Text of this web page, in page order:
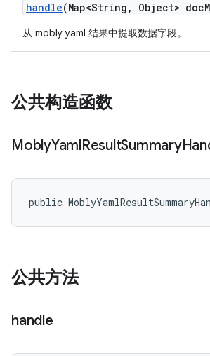
handle(Map<String , Object> doc
从 mobly yaml 结果中提取数据字段。
公共构造函数
MoblyYamlResultSummary
public
公共方法
handle